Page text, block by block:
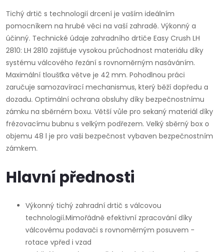
Tichý drtič s technologií drcení je vaším ideálním
pomocníkem na hrubé věci na vaší zahradě. Výkonný a
účinný. Technické údaje zahradního drtiče Easy Crush LH
2810: LH 2810 zajišťuje vysokou průchodnost materiálu díky
systému válcového řezání s rovnoměrným nasáváním.
Maximální tloušťka větve je 42 mm. Pohodlnou práci
zaručuje samozavírací mechanismus, který běží dopředu a
dozadu. Optimální ochrana obsluhy díky bezpečnostnímu
zámku na sběrném boxu. Větší vůle pro sekaný materiál díky
frézovacímu bubnu s velkým podřezem. Velký sběrný box o
objemu 48 l je pro vaši bezpečnost vybaven bezpečnostním
zámkem.
Hlavní přednosti
Výkonný tichý zahradní drtič s válcovou
technologií.Mimořádně efektivní zpracování díky
válcovému podavači s rovnoměrným posuvem -
rotace vpřed i vzad